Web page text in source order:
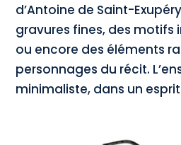
d’Antoine de Saint-
gravures fines, des motifs
ou encore des éléments
personnages du récit.
minimaliste, dans un